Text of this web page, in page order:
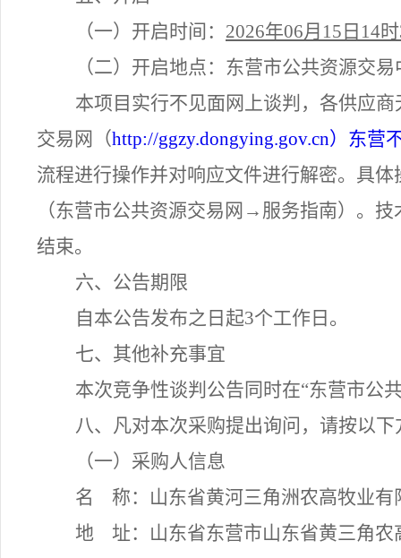
（一） 开启时间： 2026年06月 15 日 14时
（二） 开启地点：东营市公共资源交易
本项目实行不见面网上谈判 ，各供应商
交易网
（http://ggzy.dongying.gov.cn） 东营
流程进行操作并对响应文件进行解密。具
（东营市公共资源交易网→服务指南）。
结束。
六、公告期限
自本公告发布之日起3个工作日。
七、其他补充事宜
本次竞争性谈判公告同时在“东营市公
八、凡对本次采购提出询问，请按以下
（一） 采购人信息
名
称： 山东省黄河三角洲农高牧业有
地
址： 山东省东营市山东省黄三角农